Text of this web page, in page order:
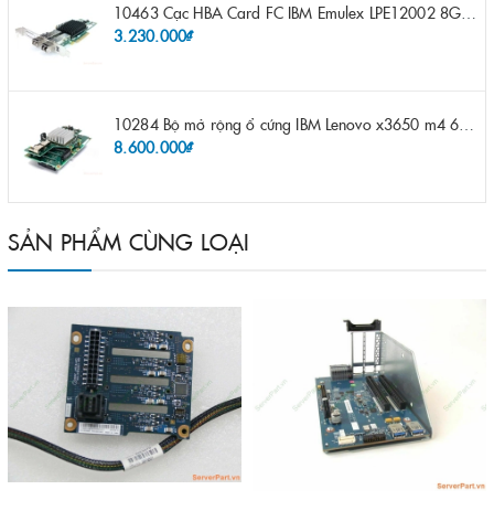
10463 Cạc HBA Card FC IBM Emulex LPE12002 8Gb 2 port FC SFP fru 42D0500 pn 42D0496 opt 42D0494 LPE12002
3.230.000₫
10284 Bộ mở rộng ổ cứng IBM Lenovo x3650 m4 69Y5319 8x 2.5" HS HDD Assembly Kit with Expander
8.600.000₫
SẢN PHẨM CÙNG LOẠI